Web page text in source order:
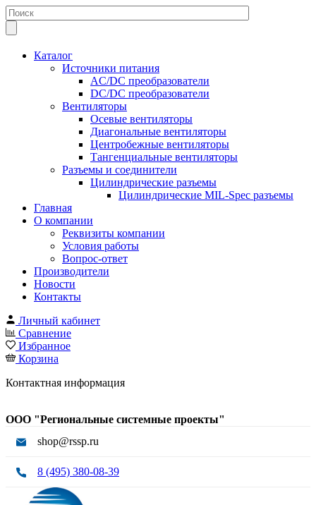
Каталог
Источники питания
AC/DC преобразователи
DC/DC преобразователи
Вентиляторы
Осевые вентиляторы
Диагональные вентиляторы
Центробежные вентиляторы
Тангенциальные вентиляторы
Разъемы и соединители
Цилиндрические разъемы
Цилиндрические MIL-Spec разъемы
Главная
О компании
Реквизиты компании
Условия работы
Вопрос-ответ
Производители
Новости
Контакты
Личный кабинет
Сравнение
Избранное
Корзина
Контактная информация
ООО "Региональные системные проекты"
shop@rssp.ru
8 (495) 380-08-39